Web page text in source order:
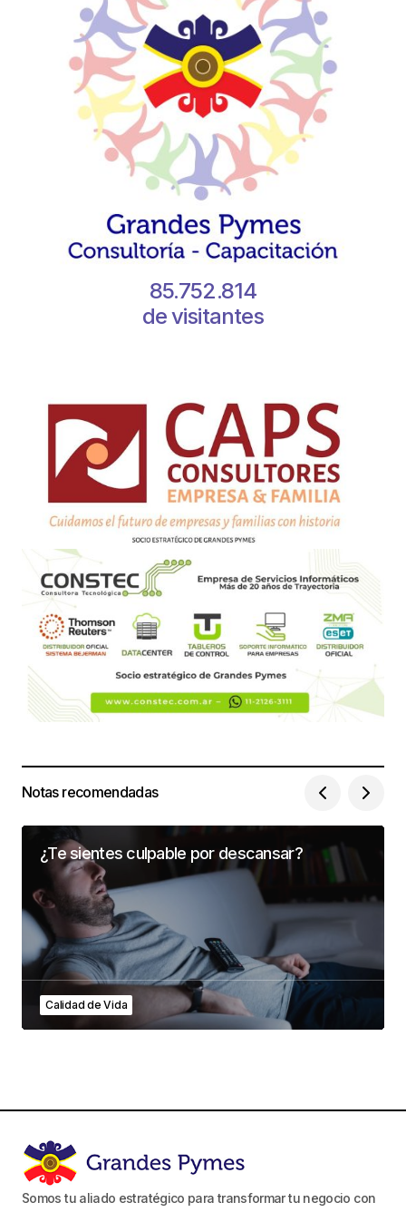
85.752.814
de visitantes
Notas recomendadas
¿Te sientes culpable por descansar?
Calidad de Vida
Somos tu aliado estratégico para transformar tu negocio con